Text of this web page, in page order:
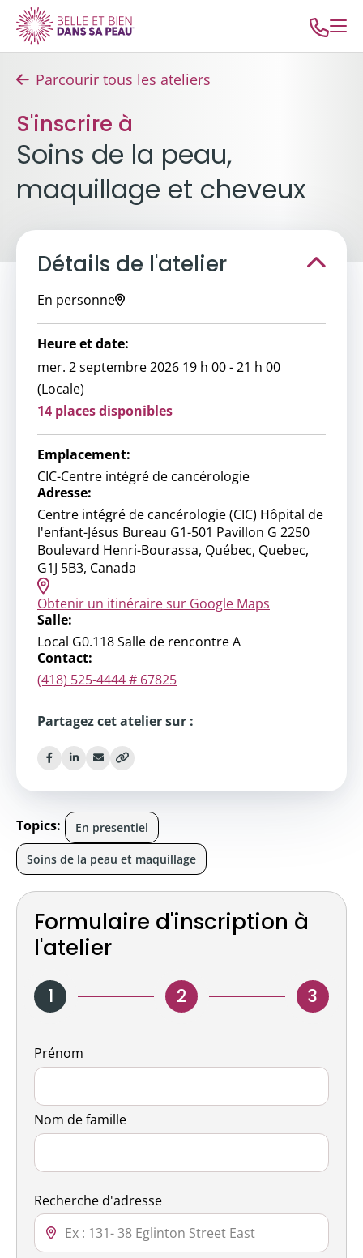
Parcourir tous les ateliers
S'inscrire à
Soins de la peau,
maquillage et cheveux
Formulaire d'inscription à
l'atelier
1 2 3
Nom
Prénom
Nom de famille
Recherche d'adresse
Détails de l'atelier
En personne
Heure et date:
mer. 2 septembre 2026 19 h 00 - 21 h 00
(Locale)
14 places disponibles
Emplacement:
CIC-Centre intégré de cancérologie
Adresse:
Centre intégré de cancérologie (CIC) Hôpital de
l'enfant-Jésus Bureau G1-501 Pavillon G 2250
Boulevard Henri-Bourassa, Québec, Quebec,
G1J 5B3, Canada
Obtenir un itinéraire sur Google Maps
Salle:
Local G0.118 Salle de rencontre A
Contact:
(418) 525-4444 # 67825
Partagez cet atelier sur :
Topics: En presentiel
Soins de la peau et maquillage